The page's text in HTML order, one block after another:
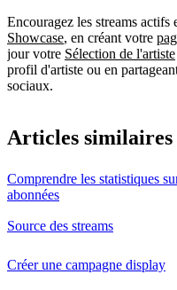
Encouragez les streams actifs
Showcase, en créant votre
jour votre Sélection de l'artiste
profil d'artiste ou en
sociaux.
Articles similaires
Comprendre les statistiques
abonnées
Source des streams
Créer une campagne display